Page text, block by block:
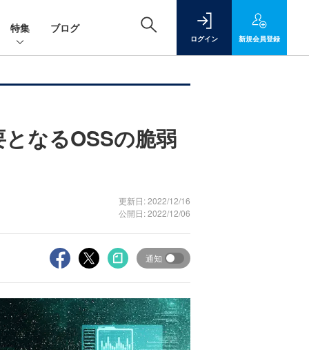
特集 ブログ
ログイン 新規会員登録
なるOSSの脆弱
更新日: 2022/12/16
公開日: 2022/12/06
通知